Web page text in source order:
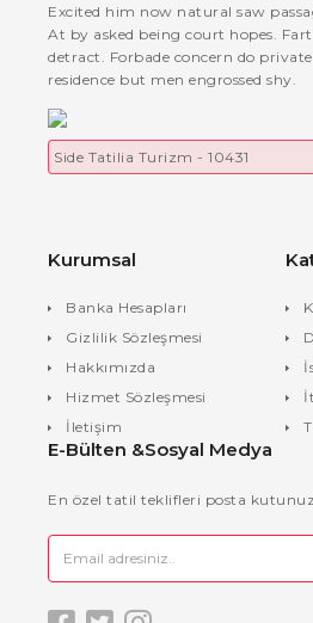
Excited him now natural saw
At by asked being court hopes.
detract. Forbade concern do
residence but men engrossed shy.
Side Tatilia Turizm - 10431
Kurumsal
Banka Hesapları
Gizlilik Sözleşmesi
Hakkımızda
Hizmet Sözleşmesi
İletişim
E-Bülten &Sosyal Medya
En özel tatil teklifleri posta